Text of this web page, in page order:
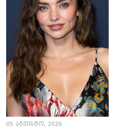
05 აგვისტო, 2026